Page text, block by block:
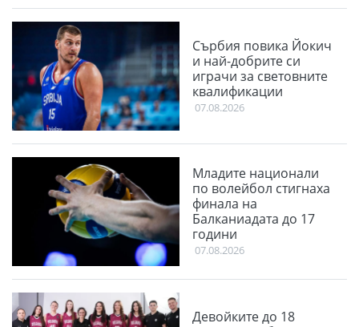
Сърбия повика Йокич
и най-добрите си
играчи за световните
квалификации
07.08.2026
Младите национали
по волейбол стигнаха
финала на
Балканиадата до 17
години
07.08.2026
Девойките до 18